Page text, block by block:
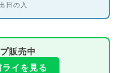
日の入
販売中
イを見る